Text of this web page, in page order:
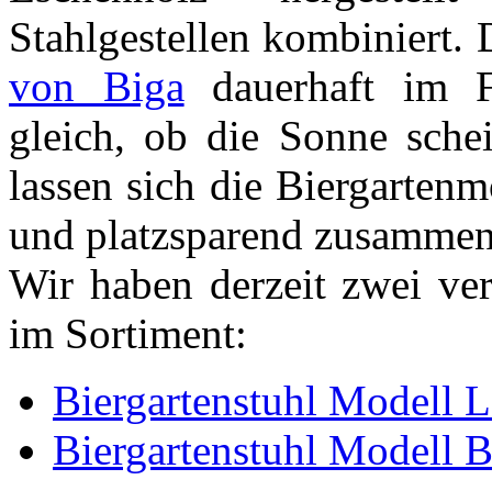
Stahlgestellen kombiniert.
von Biga dauerhaft im
gleich, ob die Sonne
lassen sich die
und platzsparend
Wir haben derzeit zwei
im Sortiment:
Biergartenstuhl Modell
Biergartenstuhl Modell